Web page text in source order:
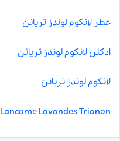
عطر لانکوم لوندز تریانن
ادکلن لانکوم لوندز تریانن
لانکوم لوندز تریانن
Lancome Lavandes Trianon